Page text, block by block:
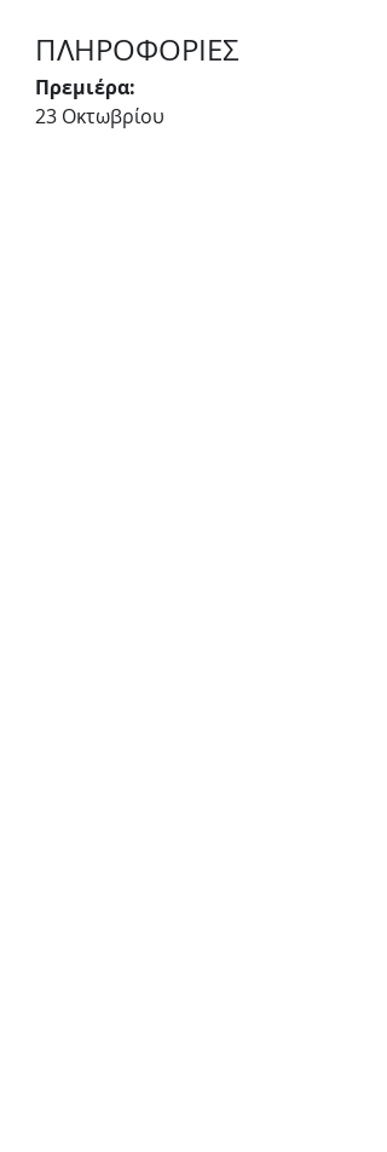
ΠΛΗΡΟΦΟΡΙΕΣ
Πρεμιέρα:
23 Οκτωβρίου